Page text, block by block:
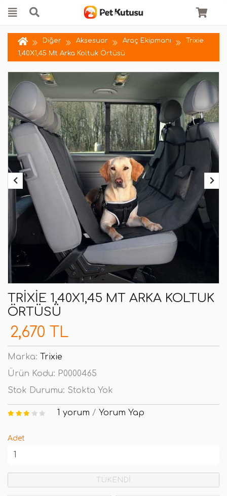
Diğer Aksesuar Araç Ekipmanı
Trixie
1,40X1,45 Mt Arka Koltuk Örtüsü
TRIXIE 1,40X1,45 MT ARKA KOLTUK
ÖRTÜSÜ
2,670 TL
Marka: Trixie
Ürün Kodu: P0000465
Stok Durumu: Stokta Yok
1 yorum / Yorum Yap
Adet
TÜKENDİ